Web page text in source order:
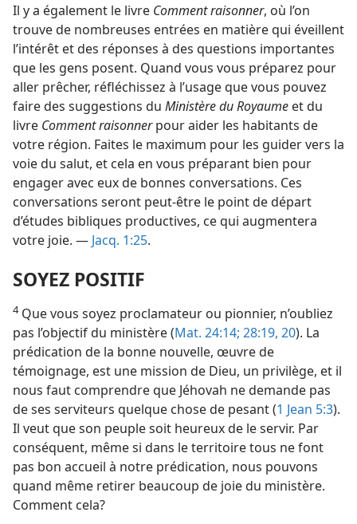
Il y a également le livre Comment raisonner, où l’on
trouve de nombreuses entrées en matière qui éveillent
l’intérêt et des réponses à des questions importantes
que les gens posent. Quand vous vous préparez pour
aller prêcher, réfléchissez à l’usage que vous pouvez
faire des suggestions du Ministère du Royaume et du
livre Comment raisonnerpour aider les habitants de
votre région. Faites le maximum pour les guider vers la
voie du salut, et cela en vous préparant bien pour
engager avec eux de bonnes conversations. Ces
conversations seront peut-être le point de départ
d’études bibliques productives, ce qui augmentera
votre joie. — Jacq. 1:25.
SOYEZ POSITIF
4Que vous soyez proclamateur ou pionnier, n’oubliez
pas l’objectif du ministère (Mat. 24:14; 28:19, 20). La
prédication de la bonne nouvelle, œuvre de
témoignage, est une mission de Dieu, un privilège, et il
nous faut comprendre que Jéhovah ne demande pas
de ses serviteurs quelque chose de pesant (1 Jean 5:3).
Il veut que son peuple soit heureux de le servir. Par
conséquent, même si dans le territoire tous ne font
pas bon accueil à notre prédication, nous pouvons
quand même retirer beaucoup de joie du ministère.
Comment cela?